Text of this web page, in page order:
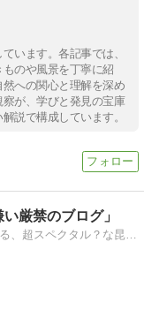
います。各記事では、
のや風景を丁寧に紹
への関心と理解を深め
が、学びと発見の宝庫
説で構成しています。
厳禁のブログ」
昆虫が超・超。超初心者のサンタナが撮る、超スペクタル？な昆虫画像が繰り広げる壮大なブログ？。虫の名前等は間違えが多いでしょう